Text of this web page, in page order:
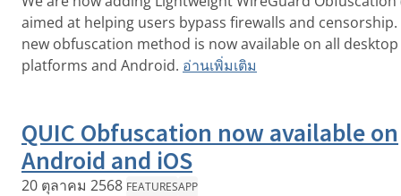
aimed at helping users bypass firewalls and censorship.
new obfuscation method is now available on all desktop
platforms and Android. อ่านเพิ่มเติม
QUIC Obfuscation now available on
Android and iOS
20 ตุลาคม 2568 FEATURESAPP